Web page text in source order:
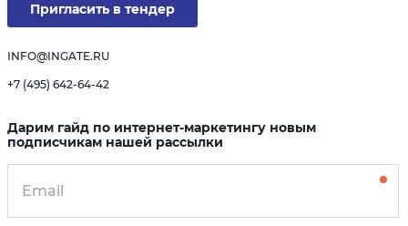
Пригласить в тендер
INFO@INGATE.RU
+7 (495) 642-64-42
Дарим гайд по интернет-маркетингу новым
подписчикам нашей рассылки